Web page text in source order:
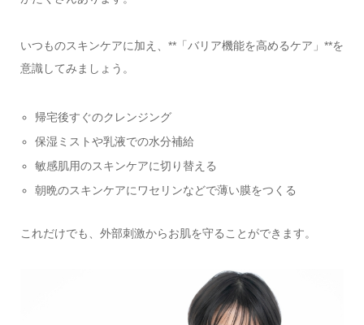
いつものスキンケアに加え、**「バリア機能を高めるケア」**を
意識してみましょう。
帰宅後すぐのクレンジング
保湿ミストや乳液での水分補給
敏感肌用のスキンケアに切り替える
朝晩のスキンケアにワセリンなどで薄い膜をつくる
これだけでも、外部刺激からお肌を守ることができます。